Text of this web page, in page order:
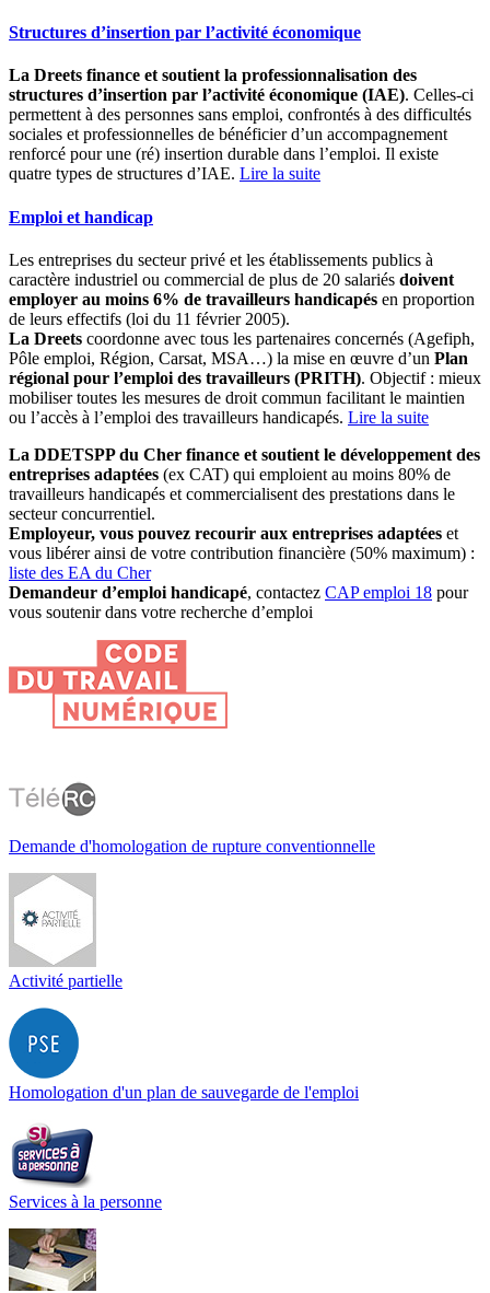
Structures d’insertion par l’activité économique
La Dreets finance et soutient la professionnalisation des
structures d’insertion par l’activité économique (IAE). Celles-ci
permettent à des personnes sans emploi, confrontés à des difficultés
sociales et professionnelles de bénéficier d’un accompagnement
renforcé pour une (ré) insertion durable dans l’emploi. Il existe
quatre types de structures d’IAE. Lire la suite
Emploi et handicap
Les entreprises du secteur privé et les établissements publics à
caractère industriel ou commercial de plus de 20 salariés doivent
employer au moins 6% de travailleurs handicapés en proportion
de leurs effectifs (loi du 11 février 2005).
La Dreets coordonne avec tous les partenaires concernés (Agefiph,
Pôle emploi, Région, Carsat, MSA…) la mise en œuvre d’un Plan
régional pour l’emploi des travailleurs (PRITH). Objectif : mieux
mobiliser toutes les mesures de droit commun facilitant le maintien
ou l’accès à l’emploi des travailleurs handicapés. Lire la suite
La DDETSPP du Cher finance et soutient le développement des
entreprises adaptées (ex CAT) qui emploient au moins 80% de
travailleurs handicapés et commercialisent des prestations dans le
secteur concurrentiel.
Employeur, vous pouvez recourir aux entreprises adaptées et
vous libérer ainsi de votre contribution financière (50% maximum) :
liste des EA du Cher
Demandeur d’emploi handicapé, contactez CAP emploi 18 pour
vous soutenir dans votre recherche d’emploi
Demande d'homologation de rupture conventionnelle
Activité partielle
Homologation d'un plan de sauvegarde de l'emploi
Services à la personne